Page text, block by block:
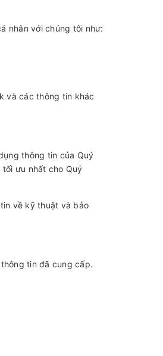
nhân với chúng tôi như:
và các thông tin khác
thông tin của Quý
ưu nhất cho Quý
về kỹ thuật và bảo
tin đã cung cấp.